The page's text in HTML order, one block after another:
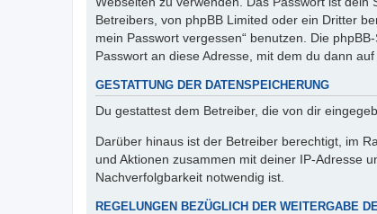
Betreibers, von phpBB Limited oder ein Dritter
mein Passwort vergessen“ benutzen. Die
Passwort an diese Adresse, mit dem du dann
GESTATTUNG DER DATENSPEICHERUNG
Du gestattest dem Betreiber, die von dir
Darüber hinaus ist der Betreiber berechtigt, im
und Aktionen zusammen mit deiner IP-Adresse
Nachverfolgbarkeit notwendig ist.
REGELUNGEN BEZÜGLICH DER WEITERGABE